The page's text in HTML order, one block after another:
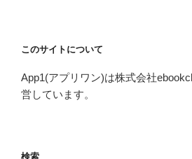
このサイトについて
App1(アプリワン)は株式会社
営しています。
検索